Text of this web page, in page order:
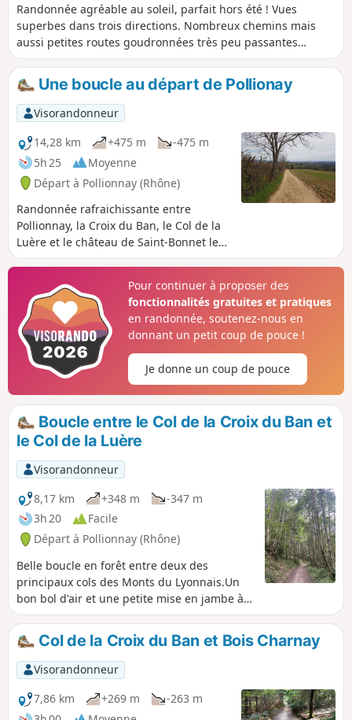
Randonnée agréable au soleil, parfait hors été ! Vues
superbes dans trois directions. Nombreux chemins mais
aussi petites routes goudronnées très peu passantes
cependant. Un joli tour en 3 h dans les Monts du Lyonnais
(durée estimée pour marcheurs réguliers).
Une boucle au départ de Pollionay
Visorandonneur
14,28 km
+475 m
-475 m
5h 25
Moyenne
Départ à Pollionnay (Rhône)
Randonnée rafraichissante entre
Pollionnay, la Croix du Ban, le Col de la
Luère et le château de Saint-Bonnet le
Froid. Une grande partie de cet
Pour continuer à proposer des
fonctionnalités gratuites et pratiques
en randonnée, soutenez-nous en
donnant un petit coup de pouce !
Je donne un coup de pouce
Boucle entre le Col de la Croix du Ban et
le Col de la Luère
Visorandonneur
8,17 km
+348 m
-347 m
3h 20
Facile
Départ à Pollionnay (Rhône)
Belle boucle en forêt entre deux des
principaux cols des Monts du Lyonnais.Un
bon bol d'air et une petite mise en jambe à
deux pas de la ville de Lyon.
Col de la Croix du Ban et Bois Charnay
Visorandonneur
7,86 km
+269 m
-263 m